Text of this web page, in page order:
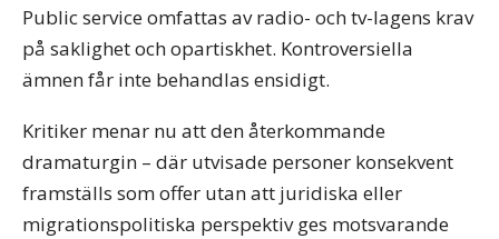
Public service omfattas av radio- och tv-lagens krav
på saklighet och opartiskhet. Kontroversiella
ämnen får inte behandlas ensidigt.
Kritiker menar nu att den återkommande
dramaturgin – där utvisade personer konsekvent
framställs som offer utan att juridiska eller
migrationspolitiska perspektiv ges motsvarande